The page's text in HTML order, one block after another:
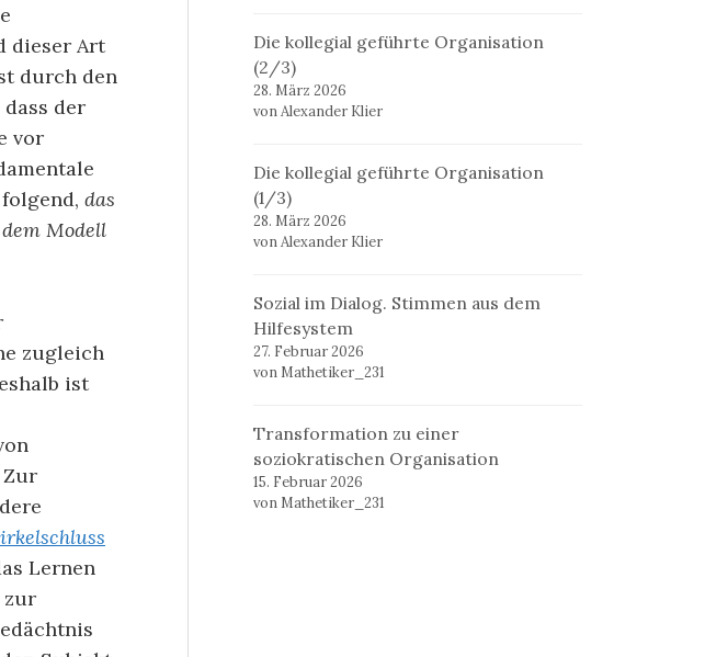
dieser Art
durch den
der
vor
das
Modell
zugleich
ist
Lernen
zur
Die kollegial geführte Organisation
(2/3)
28. März 2026
von Alexander Klier
Die kollegial geführte Organisation
(1/3)
28. März 2026
von Alexander Klier
Sozial im Dialog. Stimmen aus dem
Hilfesystem
27. Februar 2026
von Mathetiker_231
Transformation zu einer
soziokratischen Organisation
15. Februar 2026
von Mathetiker_231